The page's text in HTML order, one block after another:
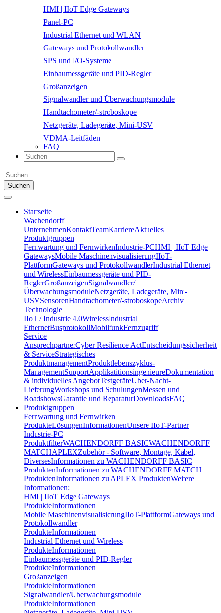
HMI | IIoT Edge Gateways
Panel-PC
Industrial Ethernet und WLAN
Gateways und Protokollwandler
SPS und I/O-Systeme
Einbaumessgeräte und PID-Regler
Großanzeigen
Signalwandler und Überwachungsmodule
Handtachometer/-stroboskope
Netzgeräte, Ladegeräte, Mini-USV
VDMA-Leitfäden
FAQ
Suchen
Startseite
Wachendorff
UnternehmenKontaktTeamKarriereAktuelles
Produktgruppen
Fernwartung und FernwirkenIndustrie-PCHMI | IIoT Edge
GatewaysMobile MaschinenvisualisierungIIoT-
PlattformGateways und ProtokollwandlerIndustrial Ethernet
und WirelessEinbaumessgeräte und PID-
ReglerGroßanzeigenSignalwandler/
ÜberwachungsmoduleNetzgeräte, Ladegeräte, Mini-
USVSensorenHandtachometer/-stroboskopeArchiv
Technologie
IIoT / Industrie 4.0WirelessIndustrial
EthernetBusprotokollMobilfunkFernzugriff
Service
AnsprechpartnerCyber Resilience ActEntscheidungssicherheit
& ServiceStrategisches
ProduktmanagementProduktlebenszyklus-
ManagementSupportApplikatitionsingenieureDokumentation
& individuelles AngebotTestgeräteÜber-Nacht-
LieferungWorkshops und SchulungenMessen und
RoadshowsGarantie und ReparaturDownloadsFAQ
Produktgruppen
Fernwartung und Fernwirken
ProdukteLösungenInformationenUnsere IIoT-Partner
Industrie-PC
ProduktfilterWACHENDORFF BASICWACHENDORFF
MATCHAPLEXZubehör - Software, Montage, Kabel,
DiversesInformationen zu WACHENDORFF BASIC
ProduktenInformationen zu WACHENDORFF MATCH
ProduktenInformationen zu APLEX ProduktenWeitere
Informationen:
HMI | IIoT Edge Gateways
ProdukteInformationen
Mobile MaschinenvisualisierungIIoT-PlattformGateways und
Protokollwandler
ProdukteInformationen
Industrial Ethernet und Wireless
ProdukteInformationen
Einbaumessgeräte und PID-Regler
ProdukteInformationen
Großanzeigen
ProdukteInformationen
Signalwandler/Überwachungsmodule
ProdukteInformationen